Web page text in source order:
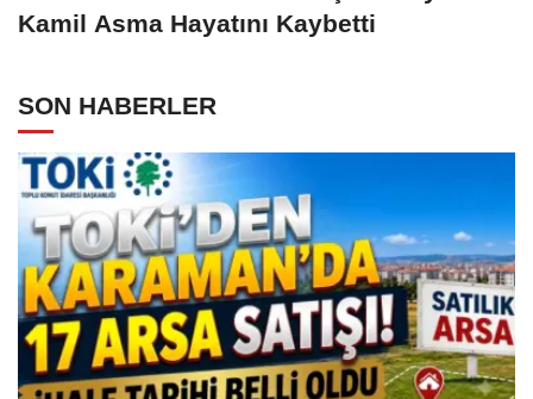
Kamil Asma Hayatını Kaybetti
SON HABERLER